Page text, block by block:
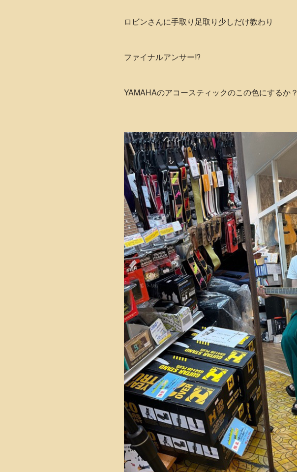
ロビンさんに手取り足取り少しだけ教わり
ファイナルアンサー⁉️
YAMAHAのアコースティックのこの色にするか？